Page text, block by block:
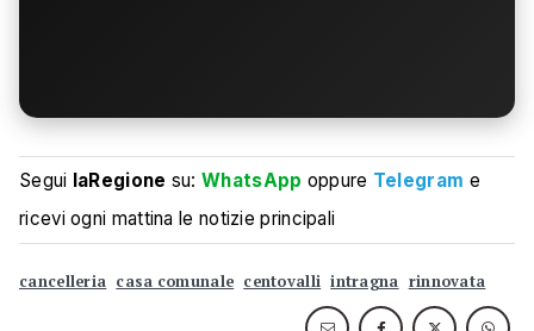
Segui laRegione su:WhatsApp oppure Telegram e
ricevi ogni mattina le notizie principali
cancelleria casa comunale centovalli intragna rinnovata